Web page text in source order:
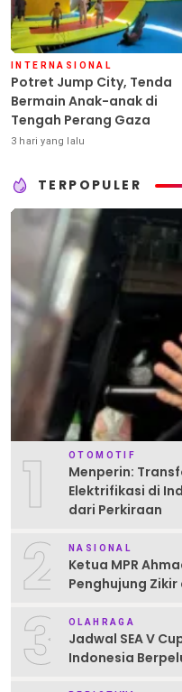
INTERNASIONAL
Potret Jump City, Tenda
Bermain Anak-anak di
Tengah Perang Gaza
3 hari yang lalu
TERPOPULER
1 OTOMOTIF
Menperin:
Elektrifikasi di
dari Perkiraan
2 NASIONAL
Ketua MPR
Penghujung
3 OLAHRAGA
Jadwal SEA V
Indonesia